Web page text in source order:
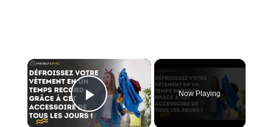
×
Play Video
Now Playing